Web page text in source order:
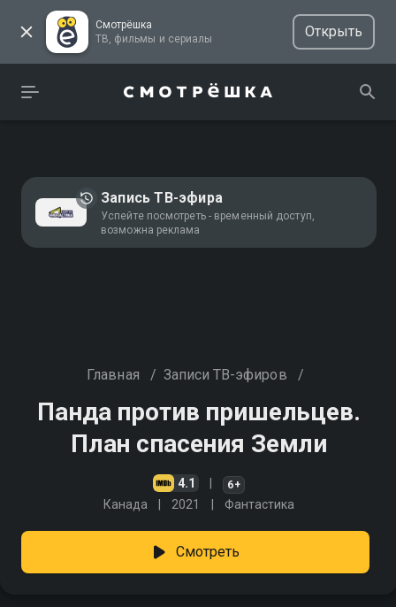
Смотрёшка
ТВ, фильмы и сериалы
Открыть
Запись ТВ-эфира
Успейте посмотреть - временный доступ,
возможна реклама
Главная / Записи ТВ-эфиров /
Панда против пришельцев.
План спасения Земли
4.1 6+
Канада 2021 Фантастика
Смотреть